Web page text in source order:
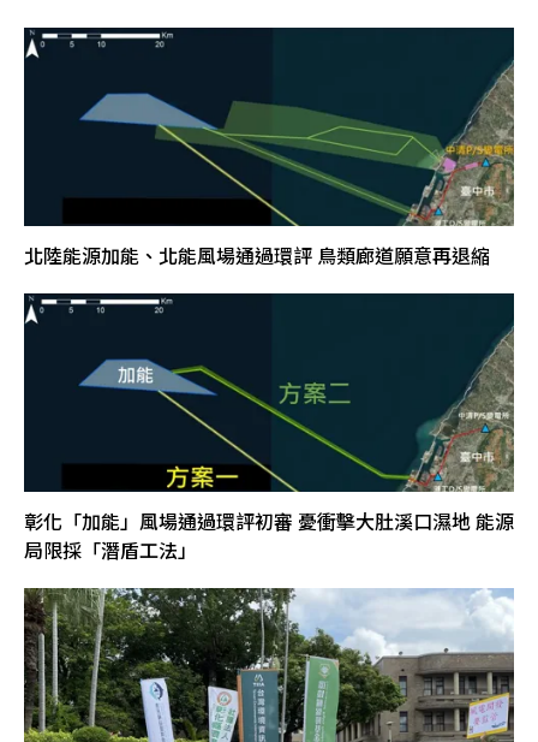
北陸能源加能、北能風場通過環評 鳥類廊道願意再退縮
彰化「加能」風場通過環評初審 憂衝擊大肚溪口濕地 能源
局限採「潛盾工法」